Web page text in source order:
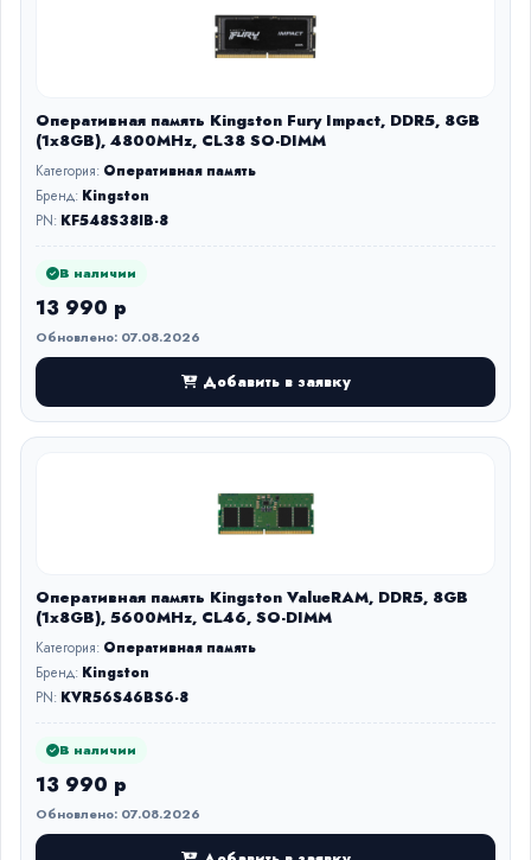
Оперативная память Kingston Fury Impact, DDR5, 8GB
(1x8GB), 4800MHz, CL38 SO-DIMM
Категория: Оперативная память
Бренд: Kingston
PN: KF548S38IB-8
В наличии
13 990 р
Обновлено: 07.08.2026
Добавить в заявку
Оперативная память Kingston ValueRAM, DDR5, 8GB
(1x8GB), 5600MHz, CL46, SO-DIMM
Категория: Оперативная память
Бренд: Kingston
PN: KVR56S46BS6-8
В наличии
13 990 р
Обновлено: 07.08.2026